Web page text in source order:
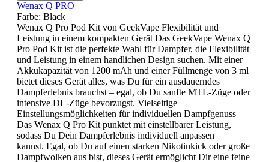
Wenax Q PRO
Farbe: Black
Wenax Q Pro Pod Kit von GeekVape Flexibilität und
Leistung in einem kompakten Gerät Das GeekVape Wenax Q
Pro Pod Kit ist die perfekte Wahl für Dampfer, die Flexibilität
und Leistung in einem handlichen Design suchen. Mit einer
Akkukapazität von 1200 mAh und einer Füllmenge von 3 ml
bietet dieses Gerät alles, was Du für ein ausdauerndes
Dampferlebnis brauchst – egal, ob Du sanfte MTL-Züge oder
intensive DL-Züge bevorzugst. Vielseitige
Einstellungsmöglichkeiten für individuellen Dampfgenuss
Das Wenax Q Pro Kit punktet mit einstellbarer Leistung,
sodass Du Dein Dampferlebnis individuell anpassen
kannst. Egal, ob Du auf einen starken Nikotinkick oder große
Dampfwolken aus bist, dieses Gerät ermöglicht Dir eine feine